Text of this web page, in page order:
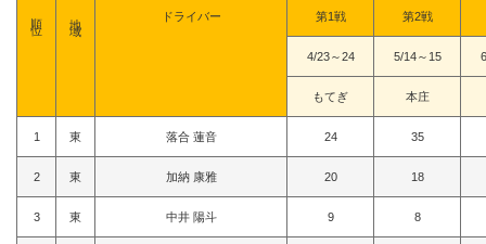
ドライバー 第1戦 第2戦
4/23～24 5/14～15
もてぎ 本庄
1 東 落合 蓮音 24 35
2 東 加納 康雅 20 18
3 東 中井 陽斗 9 8